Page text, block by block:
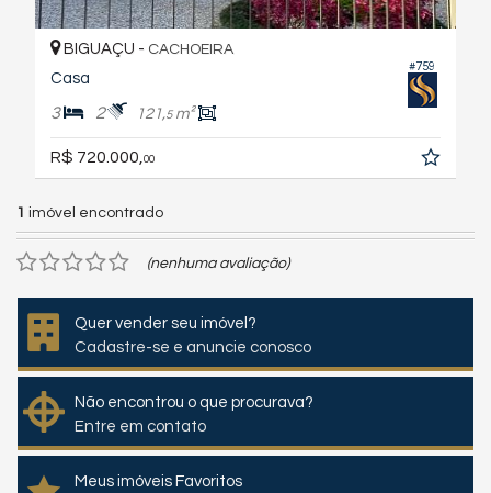
#759
BIGUAÇU - CACHOEIRA
Casa
3 2 121,5m²
R$ 720.000, 00
1 imóvel encontrado
(nenhuma avaliação)
Quer vender seu imóvel?
Cadastre-se e anuncie conosco
Não encontrou o que procurava?
Entre em contato
Meus imóveis Favoritos